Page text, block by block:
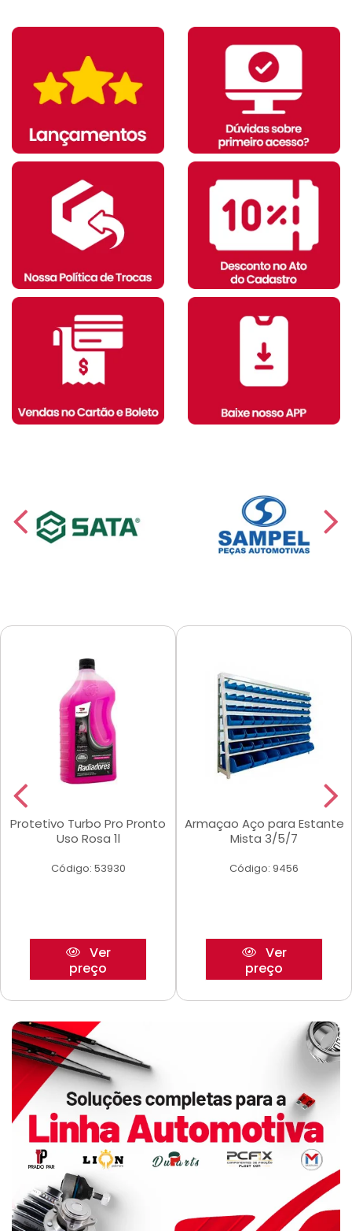
Protetivo Turbo Pro Pronto
Uso Rosa 1l
Código: 53930
Ver
preço
Armaçao Aço para Estante
Mista 3/5/7
Código: 9456
Ver
preço